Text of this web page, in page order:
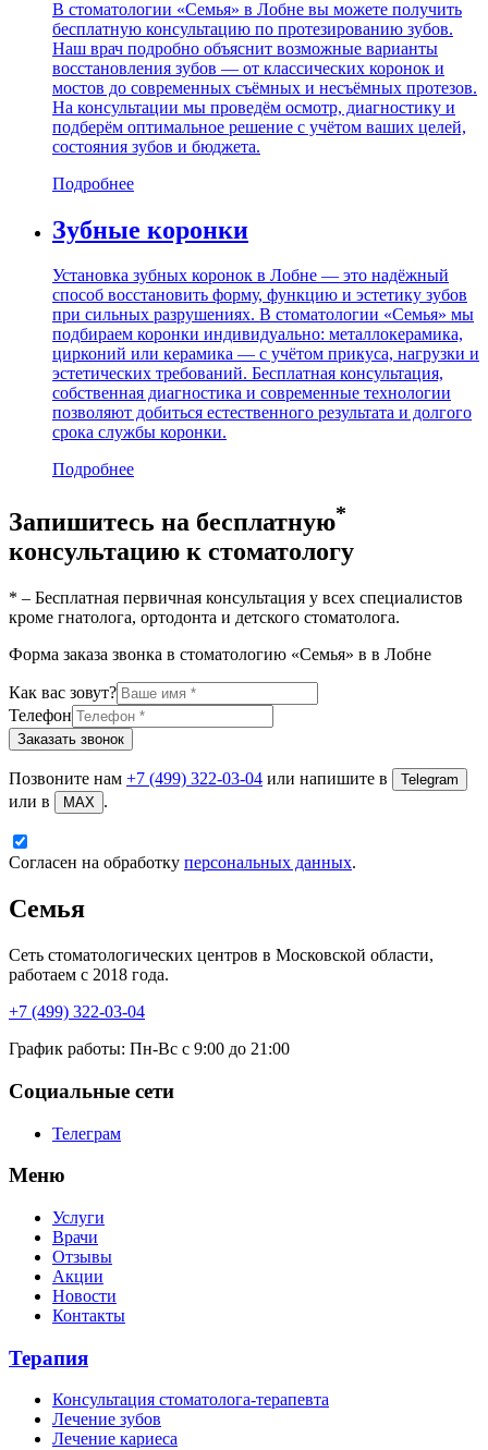
В стоматологии «Семья» в Лобне вы можете получить
бесплатную консультацию по протезированию зубов.
Наш врач подробно объяснит возможные варианты
восстановления зубов — от классических коронок и
мостов до современных съёмных и несъёмных протезов.
На консультации мы проведём осмотр, диагностику и
подберём оптимальное решение с учётом ваших целей,
состояния зубов и бюджета.
Подробнее
Зубные коронки
Установка зубных коронок в Лобне — это надёжный
способ восстановить форму, функцию и эстетику зубов
при сильных разрушениях. В стоматологии «Семья» мы
подбираем коронки индивидуально: металлокерамика,
цирконий или керамика — с учётом прикуса, нагрузки и
эстетических требований. Бесплатная консультация,
собственная диагностика и современные технологии
позволяют добиться естественного результата и долгого
срока службы коронки.
Подробнее
Запишитесь на бесплатную*
консультацию к стоматологу
* – Бесплатная первичная консультация у всех специалистов
кроме гнатолога, ортодонта и детского стоматолога.
Форма заказа звонка в стоматологию «Семья» в в Лобне
Как вас зовут?
Телефон
Заказать звонок
Позвоните нам +7 (499) 322-03-04 или напишите в Telegram
или в MAX .
Согласен на обработку персональных данных.
Семья
Сеть стоматологических центров в Московской области,
работаем с 2018 года.
+7 (499) 322-03-04
График работы: Пн-Вс с 9:00 до 21:00
Социальные сети
Телеграм
Меню
Услуги
Врачи
Отзывы
Акции
Новости
Контакты
Терапия
Консультация стоматолога-терапевта
Лечение зубов
Лечение кариеса